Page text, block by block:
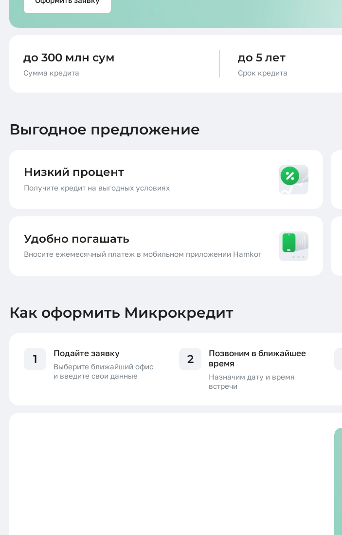
до 300 млн сум
Сумма кредита
до 5 лет
Срок кредита
Выгодное предложение
Низкий процент
Получите кредит на выгодных условиях
Удобно погашать
Вносите ежемесячный платеж в мобильном приложении Hamkor
Как оформить Микрокредит
1 Подайте заявку
Выберите ближайший офис
и введите свои данные
2
Позвоним в ближайшее
время
Назначим дату и время
встречи